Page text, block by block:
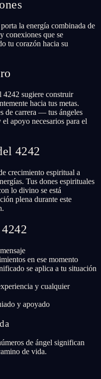
la energía combinada de
conexiones que se
tu corazón hacia su
4242 sugiere construir
hacia tus metas.
de carrera — tus ángeles
apoyo necesarios para el
4242
crecimiento espiritual a
Tus dones espirituales
lo divino se está
plena durante este
en ese momento
se aplica a tu situación
y cualquier
y apoyado
de ángel significan
de vida.